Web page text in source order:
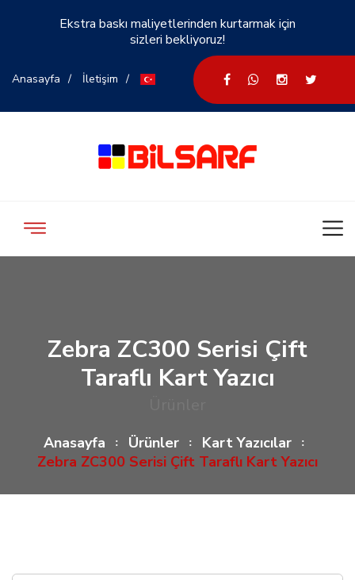
Ekstra baskı maliyetlerinden kurtarmak için
sizleri bekliyoruz!
Anasayfa İletişim
Zebra ZC300 Serisi Çift
Taraflı Kart Yazıcı
Anasayfa Ürünler
Kart Yazıcılar
Zebra ZC300 Serisi Çift Taraflı Kart Yazıcı